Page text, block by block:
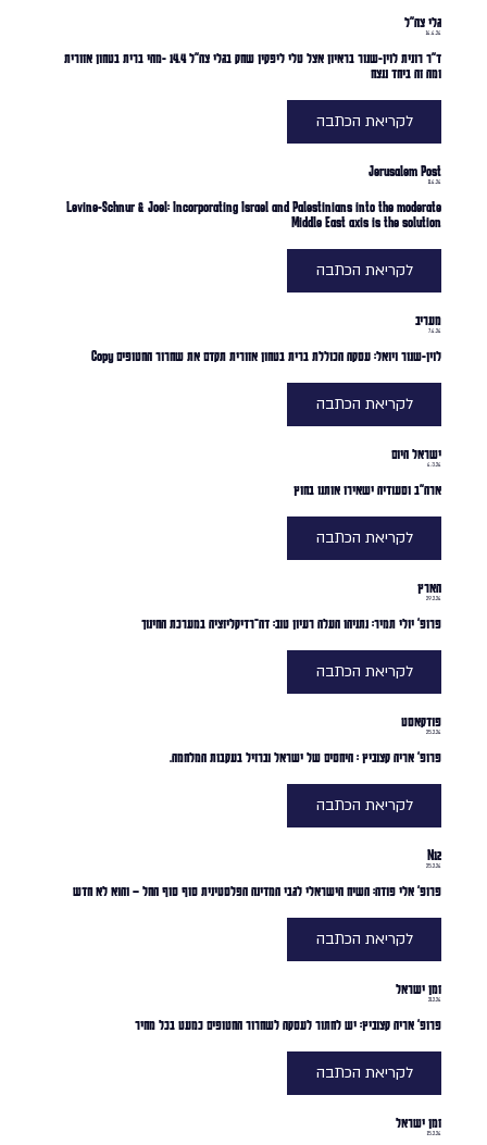
לקריאת הכתבה
ד״ר רונית לוין-שנור בראיון אצל טלי ליפקין שחק בגלי צה״ל 14.4 -מהי ברית בטחון אזורית
ומה זה ביחד ננצח
גלי צה״ל
14.4.24
לקריאת הכתבה
Levine-Schnur & Joel: Incorporating Israel and Palestinians into the moderate
Middle East axis is the solution
Jerusalem Post
11.4.24
לקריאת הכתבה
לוין-שנור ויואל: עסקה הכוללת ברית בטחון אזורית תקדם את שחרור החטופים Copy
מעריב
7.4.24
לקריאת הכתבה
ארה"ב וסעודיה ישאירו אותנו בחוץ
ישראל היום
4.3.24
לקריאת הכתבה
פרופ' יולי תמיר: נתניהו העלה רעיון טוב: דה־רדיקליזציה במערכת החינוך
הארץ
29.2.24
לקריאת הכתבה
פרופ' אריה קצוביץ : היחסים של ישראל וברזיל בעקבות המלחמה.
פודקאסט
25.2.24
לקריאת הכתבה
פרופ' אלי פודה: השיח הישראלי לגבי המדינה הפלסטינית סוף סוף החל – והוא לא חדש
N12
25.2.24
לקריאת הכתבה
פרופ' אריה קצוביץ: יש לחתור לעסקה לשחרור החטופים כמעט בכל מחיר
זמן ישראל
21.2.24
זמן ישראל
15.2.24